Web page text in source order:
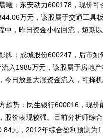
曦：东安动力600178，现价可
万元，该股属于交通工具
中，昨日资金小幅回流，短期以
脚：成城股份600247，后市如
入1985万元，该股属于房地
今日放量大涨资金流入，可择机
势：民生银行600016，现价
股价表现较强。目前分析师综
元，2012年综合盈利预测为